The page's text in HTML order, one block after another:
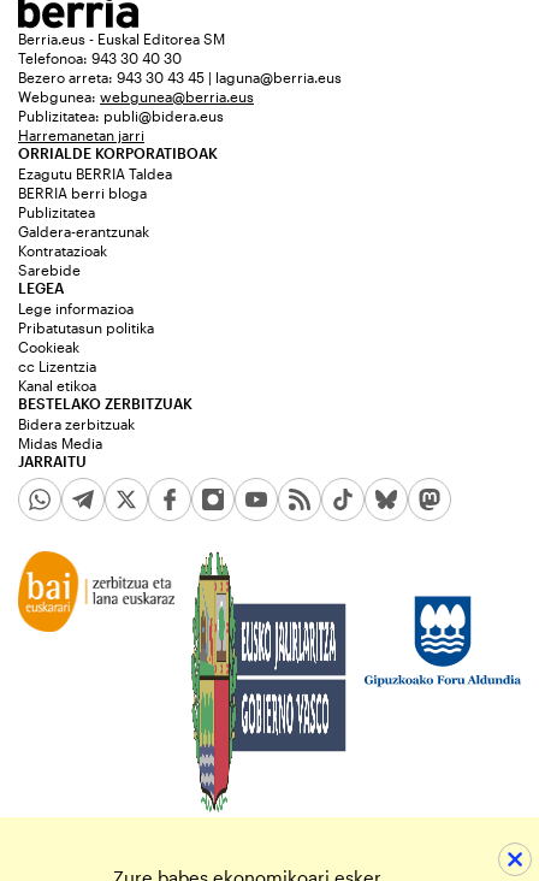
Berria.eus - Euskal Editorea SM
Telefonoa: 943 30 40 30
Bezero arreta: 943 30 43 45 | laguna@berria.eus
Webgunea: webgunea@berria.eus
Publizitatea: publi@bidera.eus
Harremanetan jarri
ORRIALDE KORPORATIBOAK
Ezagutu BERRIA Taldea
BERRIA berri bloga
Publizitatea
Galdera-erantzunak
Kontratazioak
Sarebide
JARRAITU
LEGEA
Lege informazioa
Pribatutasun politika
Cookieak
cc Lizentzia
Kanal etikoa
BESTELAKO ZERBITZUAK
Bidera zerbitzuak
Midas Media